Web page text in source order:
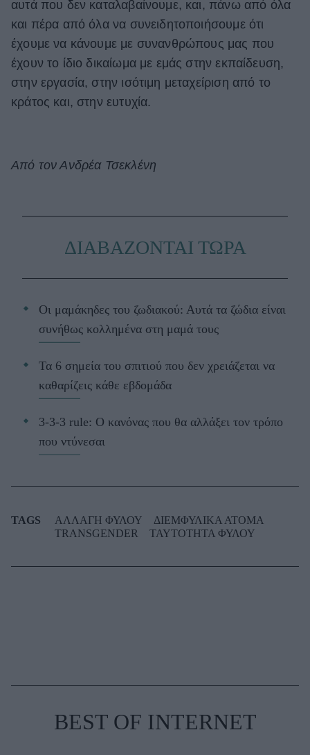
αυτά που δεν καταλαβαίνουμε, και, πάνω από όλα
και πέρα από όλα να συνειδητοποιήσουμε ότι
έχουμε να κάνουμε με συνανθρώπους μας που
έχουν το ίδιο δικαίωμα με εμάς στην εκπαίδευση,
στην εργασία, στην ισότιμη μεταχείριση από το
κράτος και, στην ευτυχία.
Από τον Ανδρέα Τσεκλένη
ΔΙΑΒΑΖΟΝΤΑΙ ΤΩΡΑ
Οι μαμάκηδες του ζωδιακού: Αυτά τα ζώδια είναι
συνήθως κολλημένα στη μαμά τους
Τα 6 σημεία του σπιτιού που δεν χρειάζεται να
καθαρίζεις κάθε εβδομάδα
3-3-3 rule: Ο κανόνας που θα αλλάξει τον τρόπο
που ντύνεσαι
TAGS ΑΛΛΑΓΗ ΦΥΛΟΥ
ΔΙΕΜΦΥΛΙΚΑ ΑΤΟΜΑ
TRANSGENDER
ΤΑΥΤΟΤΗΤΑ ΦΥΛΟΥ
BEST OF INTERNET